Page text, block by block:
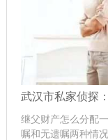
武汉市私家侦探
继父财产怎么分配
嘱和无遗嘱两种情